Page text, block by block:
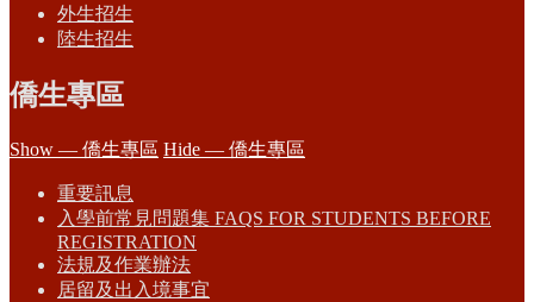
外生招生
陸生招生
僑生專區
Show — 僑生專區 Hide — 僑生專區
重要訊息
入學前常見問題集 FAQS FOR STUDENTS BEFORE
REGISTRATION
法規及作業辦法
居留及出入境事宜